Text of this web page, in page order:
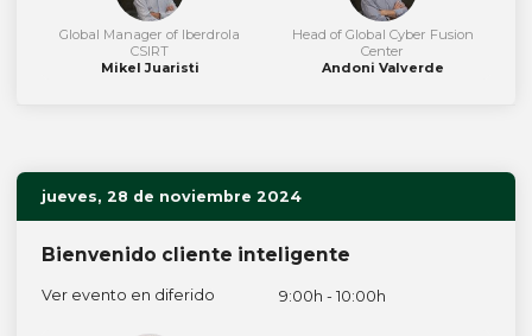
Global Manager of Iberdrola
CSIRT
Mikel Juaristi
Head of Global Cyber Fusion
Center
Andoni Valverde
jueves, 28 de noviembre 2024
Bienvenido cliente inteligente
Ver evento en diferido 9:00h - 10:00h